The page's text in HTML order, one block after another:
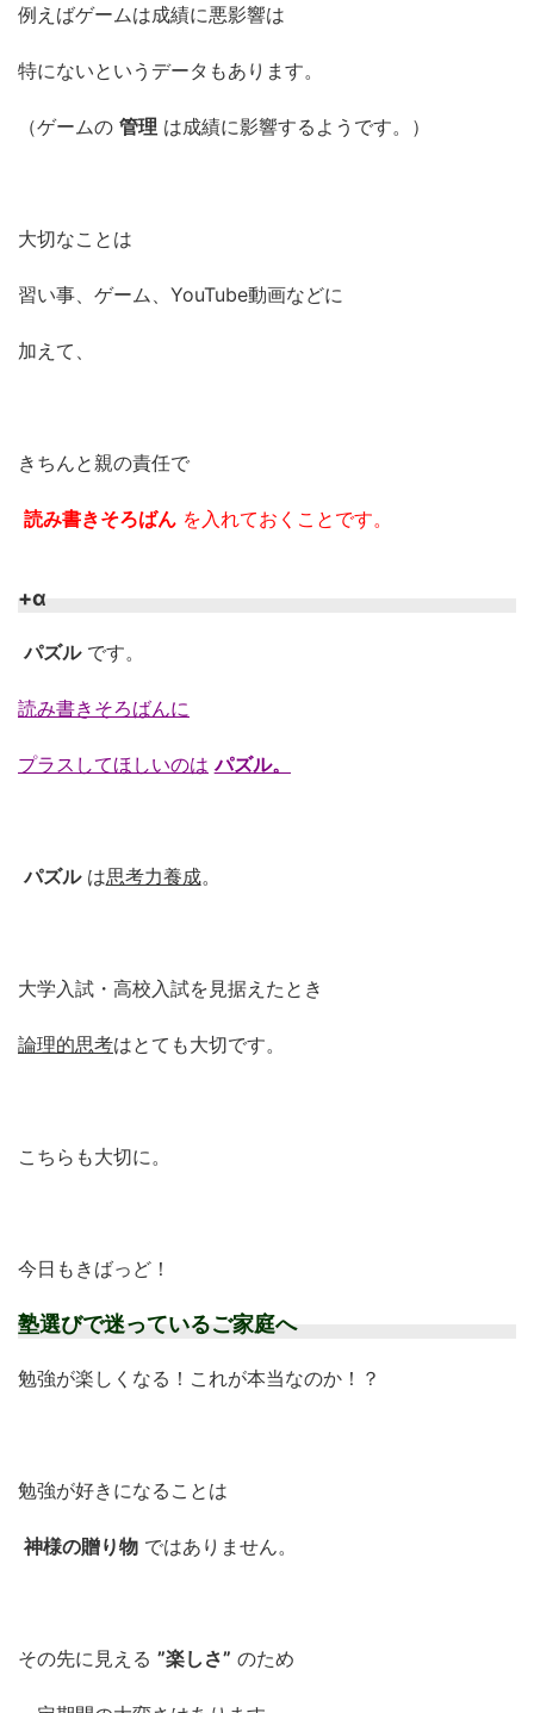
例えばゲームは成績に悪影響は
特にないというデータもあります。
（ゲームの 管理 は成績に影響するようです。）
大切なことは
習い事、ゲーム、YouTube動画などに
加えて、
きちんと親の責任で
読み書きそろばん を入れておくことです。
+α
パズル です。
読み書きそろばんに
プラスしてほしいのは パズル。
パズル は思考力養成。
大学入試・高校入試を見据えたとき
論理的思考はとても大切です。
こちらも大切に。
今日もきばっど！
塾選びで迷っているご家庭へ
勉強が楽しくなる！これが本当なのか！？
勉強が好きになることは
神様の贈り物 ではありません。
その先に見える ”楽しさ” のため